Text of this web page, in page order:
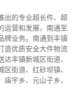
出的专业超长件、超
运营和发展，南通至
牌业务。南通到丰镇
造优质安全大件物流
丰镇新城区街道、
区街道、红砂坝镇、
宇乡、元山子乡、